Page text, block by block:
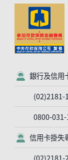
客服符號
銀行及信用
(02)2181-
0800-
客服符號
信用卡掛失